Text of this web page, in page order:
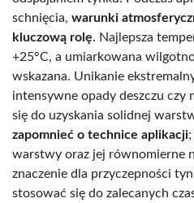
schnięcia, warunki
kluczową rolę. Najlepsza
+25°C, a umiarkowana
wskazana. Unikanie
intensywne opady deszczu
się do uzyskania solidnej
zapomnieć o technice aplikacji
warstwy oraz jej równomierne
znaczenie dla przyczepności
stosować się do zalecanych